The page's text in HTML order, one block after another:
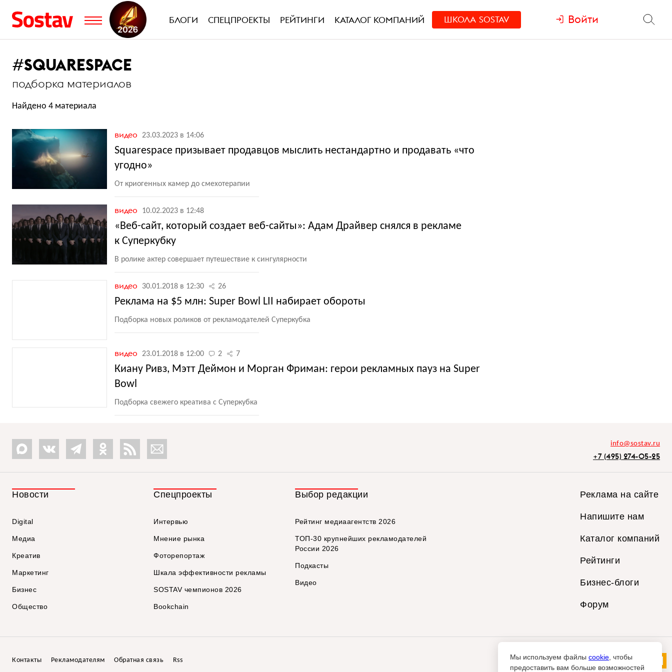
БЛОГИ СПЕЦПРОЕКТЫ РЕЙТИНГИ КАТАЛОГ КОМПАНИЙ ШКОЛА SOSTAV Войти
#SQUARESPACE
подборка материалов
Найдено 4 материала
видео 23.03.2023 в 14:06
Squarespace призывает продавцов мыслить нестандартно и продавать «что
угодно»
От криогенных камер до смехотерапии
видео 10.02.2023 в 12:48
«Веб-сайт, который создает веб-сайты»: Адам Драйвер снялся в рекламе
к Суперкубку
В ролике актер совершает путешествие к сингулярности
видео 30.01.2018 в 12:30 26
Реклама на $5 млн: Super Bowl LII набирает обороты
Подборка новых роликов от рекламодателей Суперкубка
видео 23.01.2018 в 12:00 2 7
Киану Ривз, Мэтт Деймон и Морган Фриман: герои рекламных пауз на Super
Bowl
Подборка свежего креатива с Суперкубка
info@sostav.ru
+7 (495) 274-05-25
Новости
Digital
Медиа
Креатив
Маркетинг
Бизнес
Общество
Спецпроекты
Интервью
Мнение рынка
Фоторепортаж
Шкала эффективности рекламы
SOSTAV чемпионов 2026
Bookchain
Выбор редакции
Рейтинг медиаагентств 2026
ТОП-30 крупнейших рекламодателей
России 2026
Подкасты
Видео
Реклама на сайте
Напишите нам
Каталог компаний
Рейтинги
Бизнес-блоги
Форум
Контакты Рекламодателям Обратная связь Rss Мы используем файлы cookie , чтобы
предоставить вам больше возможностей